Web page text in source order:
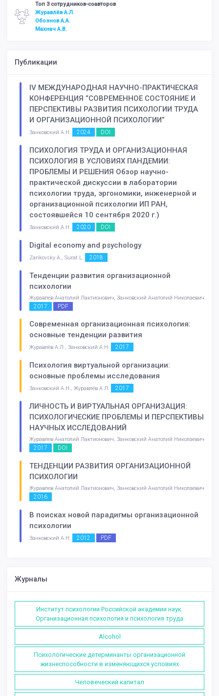
Топ 3 сотрудников-соавторов
Журавлёв А.Л.
Обознов А.А.
Махнач А.В.
Публикации
IV МЕЖДУНАРОДНАЯ НАУЧНО-ПРАКТИЧЕСКАЯ
КОНФЕРЕНЦИЯ “СОВРЕМЕННОЕ СОСТОЯНИЕ И
ПЕРСПЕКТИВЫ РАЗВИТИЯ ПСИХОЛОГИИ ТРУДА
И ОРГАНИЗАЦИОННОЙ ПСИХОЛОГИИ”
Занковский А.Н. 2024 DOI
ПСИХОЛОГИЯ ТРУДА И ОРГАНИЗАЦИОННАЯ
ПСИХОЛОГИЯ В УСЛОВИЯХ ПАНДЕМИИ:
ПРОБЛЕМЫ И РЕШЕНИЯ Обзор научно-
практической дискуссии в лаборатории
психологии труда, эргономики, инженерной и
организационной психологии ИП РАН,
состоявшейся 10 сентября 2020 г.)
Занковский А.Н. 2020 DOI
Digital economy and psychology
Zankovsky A., Surat L. 2018
Тенденции развития организационной
психологии
Журавлев Анатолий Лактионович, Занковский Анатолий Николаевич
2017 PDF
Современная организационная психология:
основные тенденции развития
Журавлёв А.Л., Занковский А.Н. 2017
Психология виртуальной организации:
основные проблемы исследования
Занковский А.Н., Журавлёв А.Л. 2017
ЛИЧНОСТЬ И ВИРТУАЛЬНАЯ ОРГАНИЗАЦИЯ:
ПСИХОЛОГИЧЕСКИЕ ПРОБЛЕМЫ И ПЕРСПЕКТИВЫ
НАУЧНЫХ ИССЛЕДОВАНИЙ
Журавлев Анатолий Лактионович, Занковский Анатолий Николаевич
2017 DOI
ТЕНДЕНЦИИ РАЗВИТИЯ ОРГАНИЗАЦИОННОЙ
ПСИХОЛОГИИ
Журавлев Анатолий Лактионович, Занковский Анатолий Николаевич
2016
В поисках новой парадигмы организационной
психологии
Занковский А.Н. 2012 PDF
Журналы
Институт психологии Российской академии наук.
Организационная психология и психология труда
Alcohol
Психологические детерминанты организационной
жизнеспособности в изменяющихся условиях
Человеческий капитал